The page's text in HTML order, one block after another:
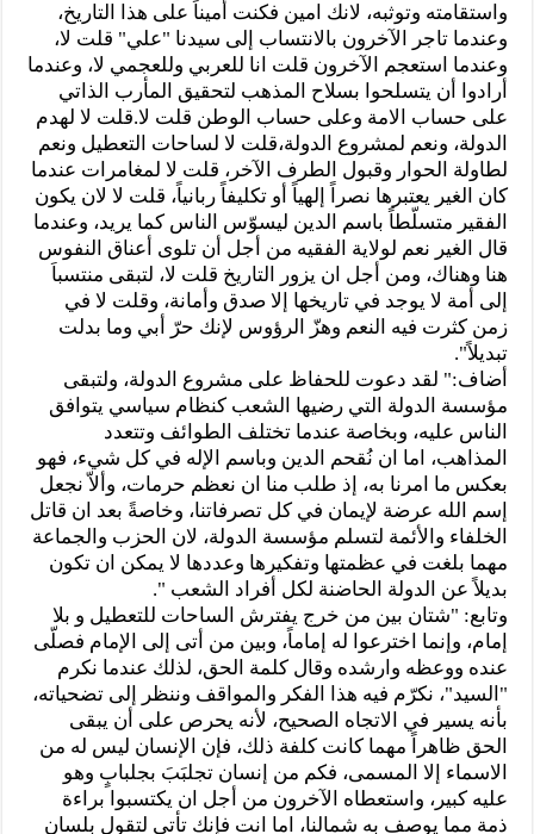
واستقامته وتوثبه، لانك امين فكنت أميناً على هذا التاريخ،
وعندما تاجر الآخرون بالانتساب إلى سيدنا "علي" قلت لا،
وعندما استعجم الآخرون قلت انا للعربي وللعجمي لا، وعندما
أرادوا أن يتسلحوا بسلاح المذهب لتحقيق المأرب الذاتي
على حساب الامة وعلى حساب الوطن قلت لا.قلت لا لهدم
الدولة، ونعم لمشروع الدولة،قلت لا لساحات التعطيل ونعم
لطاولة الحوار وقبول الطرف الآخر، قلت لا لمغامرات عندما
كان الغير يعتبرها نصراً إلهياً أو تكليفاً ربانياً، قلت لا لان يكون
الفقير متسلّطاً باسم الدين ليسوّس الناس كما يريد، وعندما
قال الغير نعم لولاية الفقيه من أجل أن تلوى أعناق النفوس
هنا وهناك، ومن أجل ان يزور التاريخ قلت لا، لتبقى منتسباَ
إلى أمة لا يوجد في تاريخها إلا صدق وأمانة، وقلت لا في
زمن كثرت فيه النعم وهزّ الرؤوس لإنك حرّ أبي وما بدلت
تبديلاً".
أضاف:" لقد دعوت للحفاظ على مشروع الدولة، ولتبقى
مؤسسة الدولة التي رضيها الشعب كنظام سياسي يتوافق
الناس عليه، وبخاصة عندما تختلف الطوائف وتتعدد
المذاهب، اما ان نُقحم الدين وباسم الإله في كل شيء، فهو
بعكس ما امرنا به، إذ طلب منا ان نعظم حرمات، وألاّ نجعل
إسم الله عرضة لإيمان في كل تصرفاتنا، وخاصةً بعد ان قاتل
الخلفاء والأئمة لتسلم مؤسسة الدولة، لان الحزب والجماعة
مهما بلغت في عظمتها وتفكيرها وعددها لا يمكن ان تكون
بديلاً عن الدولة الحاضنة لكل أفراد الشعب ".
وتابع: "شتان بين من خرج يفترش الساحات للتعطيل و بلا
إمام، وإنما اخترعوا له إماماً، وبين من أتى إلى الإمام فصلّى
عنده ووعظه وارشده وقال كلمة الحق، لذلك عندما نكرم
"السيد"، نكرّم فيه هذا الفكر والمواقف وننظر إلى تضحياته،
بأنه يسير في الاتجاه الصحيح، لأنه يحرص على أن يبقى
الحق ظاهراً مهما كانت كلفة ذلك، فإن الإنسان ليس له من
الاسماء إلا المسمى، فكم من إنسان تجلبَبَ بجلبابٍ وهو
عليه كبير، واستعطاه الآخرون من أجل ان يكتسبوا براءة
ذمة مما يوصف به شمالنا، اما انت فإنك تأتي لتقول بلسان